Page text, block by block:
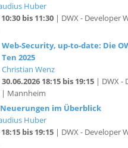
Web-Security, up-to-date: Die
Christian Wenz
30.06.2026 18:15 bis 19:15
| Mannheim
Neuerungen im Überblick
Huber
bis 19:15| DWX - Developer
Komponenten-Tests mit